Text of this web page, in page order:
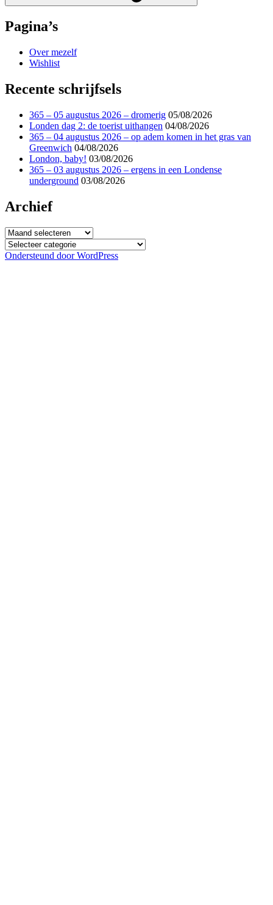
Pagina’s
Over mezelf
Wishlist
Recente schrijfsels
365 – 05 augustus 2026 – dromerig 05/08/2026
Londen dag 2: de toerist uithangen 04/08/2026
365 – 04 augustus 2026 – op adem komen in het gras van
Greenwich 04/08/2026
London, baby! 03/08/2026
365 – 03 augustus 2026 – ergens in een Londense
underground 03/08/2026
Archief
Archief
Categorieën
Ondersteund door WordPress